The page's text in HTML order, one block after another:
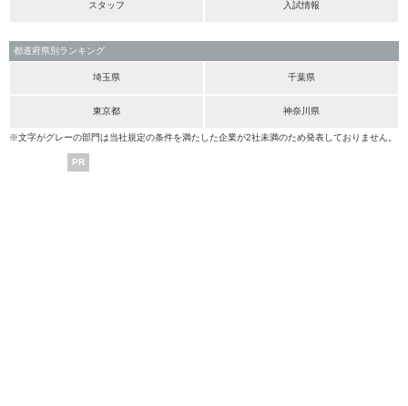
スタッフ 入試情報
都道府県別ランキング
埼玉県 千葉県
東京都 神奈川県
※文字がグレーの部門は当社規定の条件を満たした企業が2社未満のため発表しておりません。
PR